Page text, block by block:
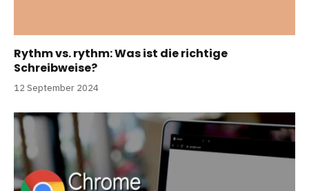
Rythm vs. rythm: Was ist die richtige
Schreibweise?
12 September 2024